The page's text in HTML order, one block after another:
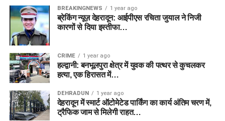
BREAKINGNEWS 1 year ago
ब्रेकिंग न्यूज़ देहरादून: आईपीएस रचिता जुयाल ने निजी
कारणों से दिया इस्तीफा…
CRIME 1 year ago
हल्द्वानी: बनभूलपुरा क्षेत्र में युवक की पत्थर से कुचलकर
हत्या, एक हिरासत में…
DEHRADUN 1 year ago
देहरादून में स्मार्ट ऑटोमेटेड पार्किंग का कार्य अंतिम चरण में,
ट्रैफिक जाम से मिलेगी राहत…